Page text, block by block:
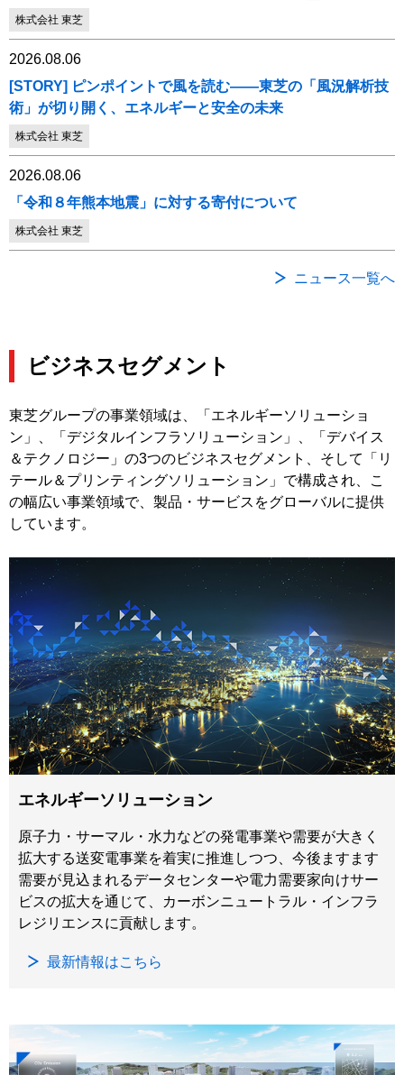
株式会社 東芝
2026.08.06
[STORY] ピンポイントで風を読む――東芝の「風況解析技
術」が切り開く、エネルギーと安全の未来
株式会社 東芝
2026.08.06
「令和８年熊本地震」に対する寄付について
株式会社 東芝
ニュース一覧へ
ビジネスセグメント
東芝グループの事業領域は、「エネルギーソリューショ
ン」、「デジタルインフラソリューション」、「デバイス
＆テクノロジー」の3つのビジネスセグメント、そして「リ
テール＆プリンティングソリューション」で構成され、こ
の幅広い事業領域で、製品・サービスをグローバルに提供
しています。
エネルギーソリューション
原子力・サーマル・水力などの発電事業や需要が大きく
拡大する送変電事業を着実に推進しつつ、今後ますます
需要が見込まれるデータセンターや電力需要家向けサー
ビスの拡大を通じて、カーボンニュートラル・インフラ
レジリエンスに貢献します。
最新情報はこちら